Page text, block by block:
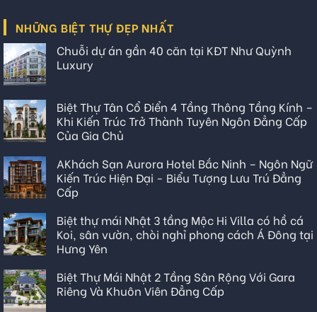
NHỮNG BIỆT THỰ ĐẸP NHẤT
Chuỗi dự án gần 40 căn tại KĐT Như Quỳnh
Luxury
Biệt Thự Tân Cổ Điển 4 Tầng Thông Tầng Kính –
Khi Kiến Trúc Trở Thành Tuyên Ngôn Đẳng Cấp
Của Gia Chủ
AKhách Sạn Aurora Hotel Bắc Ninh – Ngôn Ngữ
Kiến Trúc Hiện Đại - Biểu Tượng Lưu Trú Đẳng
Cấp
Biệt thự mái Nhật 3 tầng Mộc Hi Villa có hồ cá
Koi, sân vườn, chòi nghỉ phong cách Á Đông tại
Hưng Yên
Biệt Thự Mái Nhật 2 Tầng Sân Rộng Với Gara
Riêng Và Khuôn Viên Đẳng Cấp